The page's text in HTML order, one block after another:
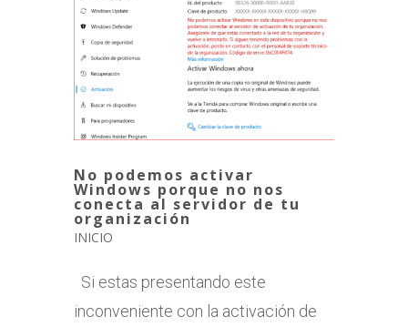
No podemos activar
Windows porque no nos
conecta al servidor de tu
organización
INICIO
Si estas presentando este
inconveniente con la activación de